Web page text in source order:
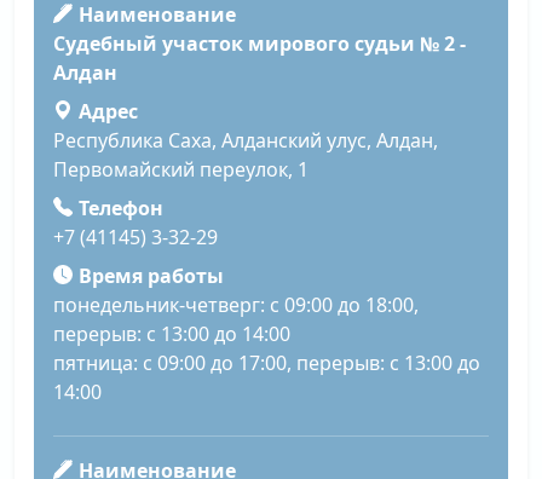
Наименование
Судебный участок мирового судьи № 2 -
Алдан
Адрес
Республика Саха, Алданский улус, Алдан,
Первомайский переулок, 1
Телефон
+7 (41145) 3-32-29
Время работы
понедельник-четверг: с 09:00 до 18:00,
перерыв: с 13:00 до 14:00
пятница: с 09:00 до 17:00, перерыв: с 13:00 до
14:00
Наименование